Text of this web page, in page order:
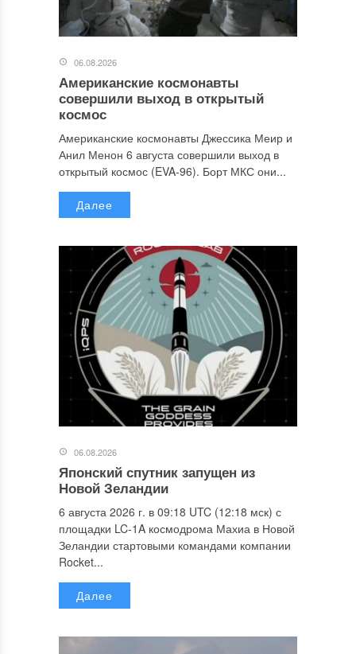
06.08.2026
Американские космонавты
совершили выход в открытый
космос
Американские космонавты Джессика Меир и
Анил Менон 6 августа совершили выход в
открытый космос (EVA-96). Борт МКС они...
Далее
06.08.2026
Японский спутник запущен из
Новой Зеландии
6 августа 2026 г. в 09:18 UTC (12:18 мск) с
площадки LC-1A космодрома Махиа в Новой
Зеландии стартовыми командами компании
Rocket...
Далее